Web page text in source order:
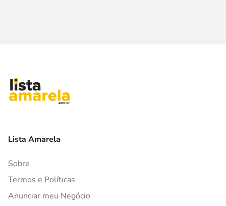
Lista Amarela
Sobre
Termos e Políticas
Anunciar meu Negócio